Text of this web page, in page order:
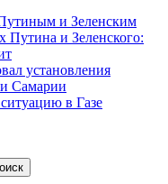
и Зеленским
Путина и Зеленского:
установления
и Самарии
в Газе